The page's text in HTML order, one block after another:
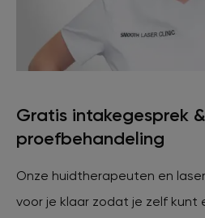
Gratis intakegesprek &
proefbehandeling
Onze huidtherapeuten en
voor je klaar zodat je zelf
Ervaringen
Veelgestelde vragen
Contact